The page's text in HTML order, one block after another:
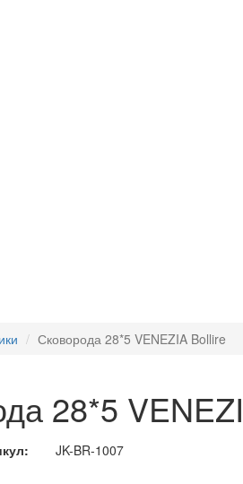
Сковорода 28*5 VENEZIA Bollire
28*5
JK-BR-1007